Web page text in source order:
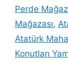
Perde
Mağazası,
Atatürk
Konutları